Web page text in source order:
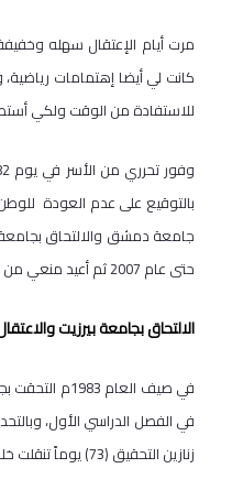
مرت أيام الإعتقال سهله
كانت لي أيضا إهتمامات
للاستفادة من الوقت ولكي
بالتوقيع على عدم العودة
جامعة دمشق والالتحاق بجامعة
حتى عام 2007 ثم أعيد منعي من السفر مجددا قبل عامين وما زال مستمرا حتى اللحظة.
الالتحاق بجامعة بيرزيت
في صيف
زنازين التحقيق (73) يوماً تنقلت خلالها على مراكز التحقيق في جنين وأريحا ونابلس والمسكوبية.